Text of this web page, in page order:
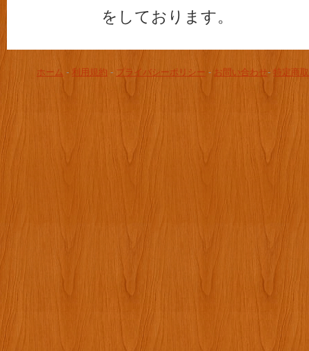
をしております。
ホーム - 利用規約 - プライバシーポリシー - お問い合わせ- 特定商